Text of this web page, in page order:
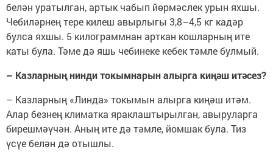
белән уратылган, артык чабып йөрмәслек урын яхшы.
Чебиләрнең тере килеш авырлыгы 3,8–4,5 кг кадәр
булса яхшы. 5 килограммнан арткан кошларның ите
каты була. Тәме дә яшь чебинеке кебек тәмле булмый.
– Казларның нинди токымнарын алырга киңәш итәсез?
– Казларның «Линда» токымын алырга киңәш итәм.
Алар безнең климатка яраклаштырылган, авыруларга
бирешмәүчән. Аның ите дә тәмле, йомшак була. Тиз
үсүе белән дә отышлы.